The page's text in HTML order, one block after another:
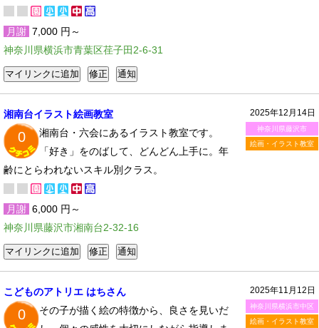
月謝 7,000 円～
神奈川県横浜市青葉区荏子田2-6-31
2025年12月14日
神奈川県藤沢市
絵画・イラスト教室
湘南台イラスト絵画教室
0
湘南台・六会にあるイラスト教室です。
「好き」をのばして、どんどん上手に。年
齢にとらわれないスキル別クラス。
月謝 6,000 円～
神奈川県藤沢市湘南台2-32-16
2025年11月12日
神奈川県横浜市中区
絵画・イラスト教室
こどものアトリエ はちさん
0
その子が描く絵の特徴から、良さを見いだ